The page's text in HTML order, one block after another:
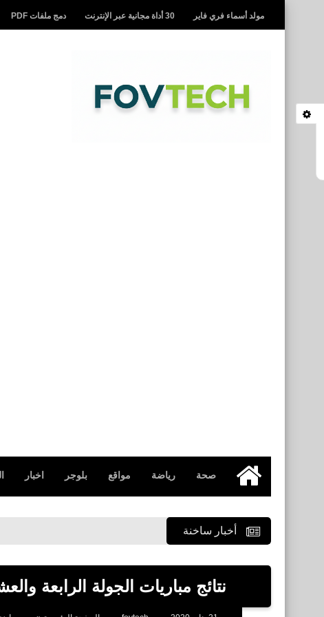
مولد أسماء فري فاير 30 أداة مجانية عبر الإنترنت دمج ملفات PDF
الرئيسية
صحة رياضة مواقع بلوجر اخبار
أخبار ساخنة
نتائج مباريات الجولة الرابعة